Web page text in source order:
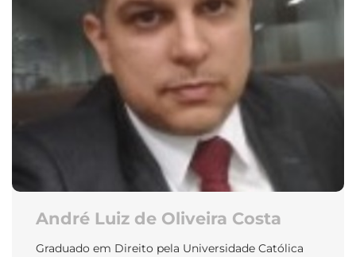
André Luiz de Oliveira Costa
Graduado em Direito pela Universidade Católica